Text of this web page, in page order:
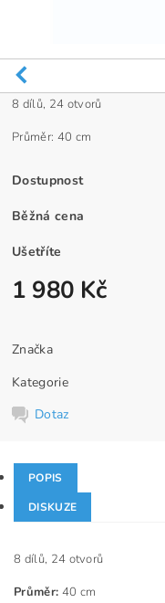
8 dílů, 24 otvorů
Průměr: 40 cm
Dostupnost
Běžná cena
Ušetříte
1 980 Kč
Značka
Kategorie
Dotaz
POPIS
DISKUZE
8 dílů, 24 otvorů
Průměr: 40 cm